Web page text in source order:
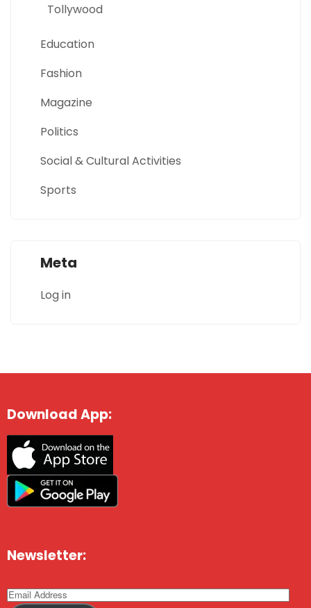
Tollywood
Education
Fashion
Magazine
Politics
Social & Cultural Activities
Sports
Meta
Log in
Download App:
Newsletter: